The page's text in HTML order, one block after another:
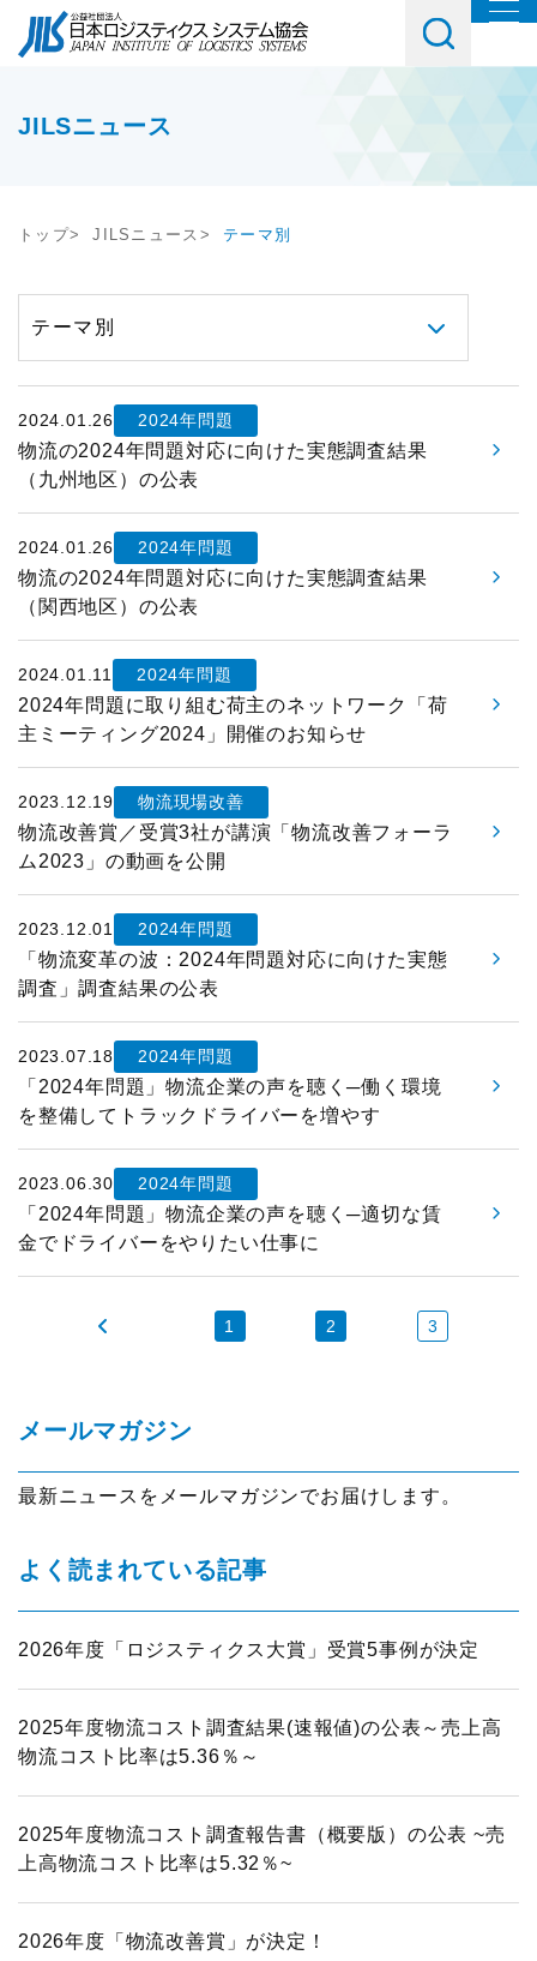
協会について
会員一覧
入会案内
会員の声
情報提供
メールマガジン
機関誌
その他
交通アクセス
関連団体・機関
ディスクロージャ情報
お問い合わせ
イベント・講習会・交流会
講座・コース
セミナー
社内教育・コンサル
交流会
テーマ別交流会
物流現場見学会
企業・大学交流会
新年賀詞交歓会・新春の集い
物流統括管理者連携推進会議
講演・発表会
ロジスティクス講演会
改善事例大会・発表会
テーマ別研究会
ロジスティクス強調月間
展示会
国際物流総合展
ロジスティクスソリューションフェア
物流コスト調査
JILS総研レポート
ロジスティクスコンセプト2030
物流の2024年問題
サプライチェーンマネジメント
物流現場改善推進
サステナビリティ
HRM（人的資源管理）
イノベーション推進
ロジスティクスKPI
グローバル
表彰制度
ロジスティクス大賞
ライブラリ
会員ライブラリ
調査研究実績一覧
標準企業コードの取得要領
メルマガご購読ご希望の方
メルマガ登録はこちら
入会ご希望の方
入会案内はこちら
JILSニュース
トップ JILSニュース テーマ別
2024.01.26 2024年問題
物流の2024年問題対応に向けた実態調査結果
（九州地区）の公表
2024.01.26 2024年問題
物流の2024年問題対応に向けた実態調査結果
（関西地区）の公表
2024.01.11 2024年問題
2024年問題に取り組む荷主のネットワーク「荷
主ミーティング2024」開催のお知らせ
2023.12.19 物流現場改善
物流改善賞／受賞3社が講演「物流改善フォーラ
ム2023」の動画を公開
2023.12.01 2024年問題
「物流変革の波：2024年問題対応に向けた実態
調査」調査結果の公表
2023.07.18 2024年問題
「2024年問題」物流企業の声を聴く─働く環境
を整備してトラックドライバーを増やす
2023.06.30 2024年問題
「2024年問題」物流企業の声を聴く─適切な賃
金でドライバーをやりたい仕事に
1 2 3
メールマガジン
最新ニュースをメールマガジンでお届けします。
よく読まれている記事
2026年度「ロジスティクス大賞」受賞5事例が決定
2025年度物流コスト調査結果(速報値)の公表～売上高
物流コスト比率は5.36％～
2025年度物流コスト調査報告書（概要版）の公表 ~売
上高物流コスト比率は5.32％~
2026年度「物流改善賞」が決定！